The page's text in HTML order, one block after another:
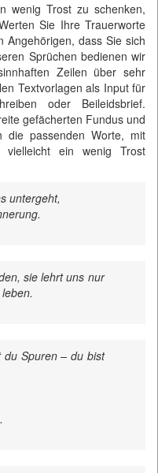
wenig Trost zu schenken,
Sie Ihre Trauerworte
dass Sie sich
Sprüchen bedienen wir
Zeilen über sehr
Textvorlagen als Input für
oder Beileidsbrief.
gefächerten Fundus und
die passenden Worte, mit
ein wenig Trost
untergeht,
sie lehrt uns nur
du Spuren – du bist